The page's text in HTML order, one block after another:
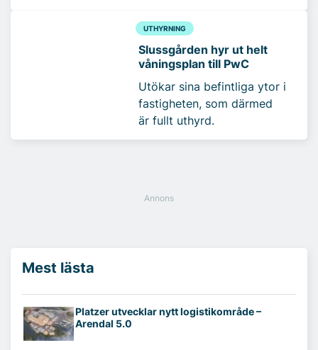
UTHYRNING
Slussgården hyr ut helt
våningsplan till PwC
Utökar sina befintliga ytor i
fastigheten, som därmed
är fullt uthyrd.
Mest lästa
Platzer utvecklar nytt logistikområde –
Arendal 5.0